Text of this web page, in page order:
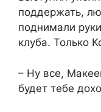
поддержать,
поднимали
клуба. Только
– Ну все,
будет тебе